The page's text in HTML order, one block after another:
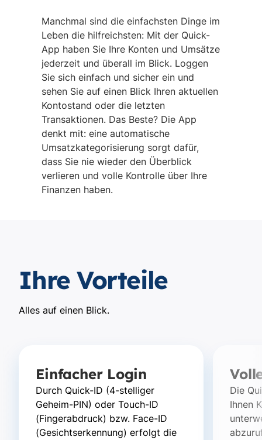
Manchmal sind die einfachsten Dinge im
Leben die hilfreichsten: Mit der Quick-
App haben Sie Ihre Konten und Umsätze
jederzeit und überall im Blick. Loggen
Sie sich einfach und sicher ein und
sehen Sie auf einen Blick Ihren aktuellen
Kontostand oder die letzten
Transaktionen. Das Beste? Die App
denkt mit: eine automatische
Umsatzkategorisierung sorgt dafür,
dass Sie nie wieder den Überblick
verlieren und volle Kontrolle über Ihre
Finanzen haben.
Ihre Vorteile
Alles auf einen Blick.
Einfacher Login
Durch Quick-ID (4-stelliger
Geheim-PIN) oder Touch-ID
(Fingerabdruck) bzw. Face-ID
(Gesichtserkennung) erfolgt die
Die
Ihnen